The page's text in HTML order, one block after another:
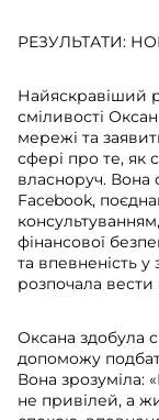
РЕЗУЛЬТАТИ:
Найяскравіший
сміливості
мережі та
сфері про те, як
власноруч. Вона
Facebook,
фінансової
та впевненість
розпочала
Оксана здобула
допоможу
Вона зрозуміла:
не привілей, а